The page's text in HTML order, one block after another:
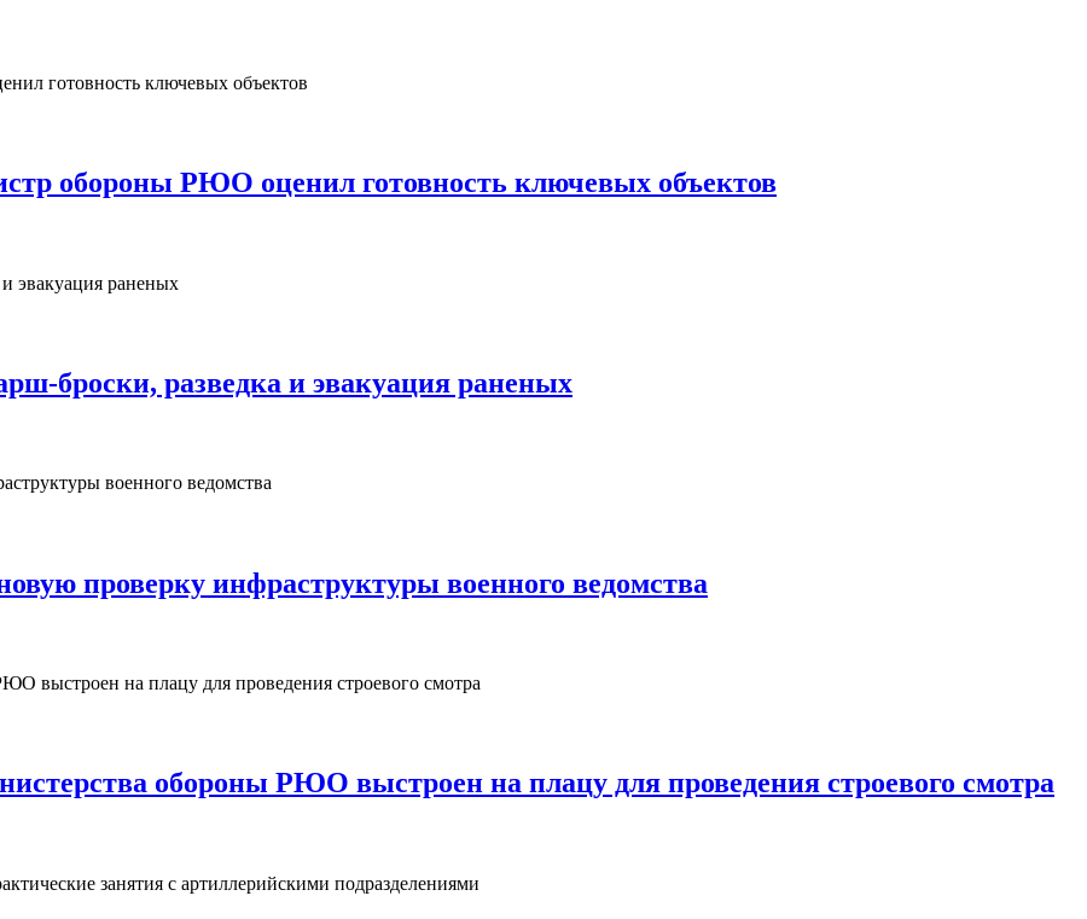
обороны РЮО оценил готовность ключевых объектов
разведка и эвакуация раненых
проверку инфраструктуры военного ведомства
обороны РЮО выстроен на плацу для проведения строевого смотра